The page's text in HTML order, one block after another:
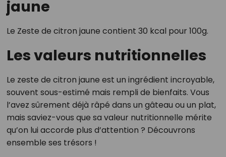
jaune
Le Zeste de citron jaune contient 30 kcal pour 100g.
Les valeurs nutritionnelles
Le zeste de citron jaune est un ingrédient incroyable,
souvent sous-estimé mais rempli de bienfaits. Vous
l’avez sûrement déjà râpé dans un gâteau ou un plat,
mais saviez-vous que sa valeur nutritionnelle mérite
qu’on lui accorde plus d’attention ? Découvrons
ensemble ses trésors !